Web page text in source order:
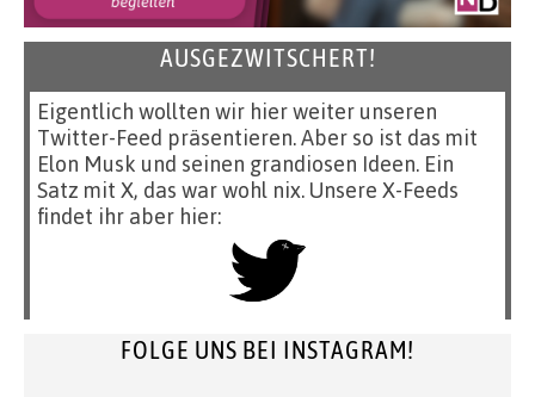
AUSGEZWITSCHERT!
Eigentlich wollten wir hier weiter unseren
Twitter-Feed präsentieren. Aber so ist das mit
Elon Musk und seinen grandiosen Ideen. Ein
Satz mit X, das war wohl nix. Unsere X-Feeds
findet ihr aber hier:
FOLGE UNS BEI INSTAGRAM!